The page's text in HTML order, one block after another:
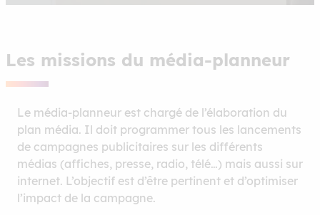
Les missions du média-planneur
Le média-planneur est chargé de l’élaboration du
plan média. Il doit programmer tous les lancements
de campagnes publicitaires sur les différents
médias (affiches, presse, radio, télé…) mais aussi sur
internet. L’objectif est d’être pertinent et d’optimiser
l’impact de la campagne.